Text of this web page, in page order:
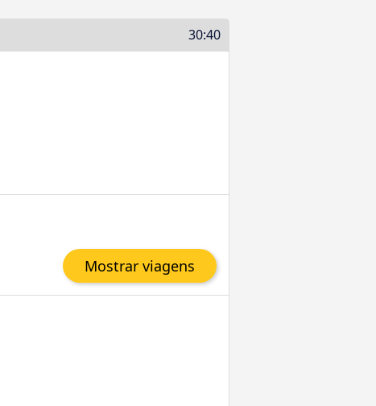
30:40
Mostrar viagens